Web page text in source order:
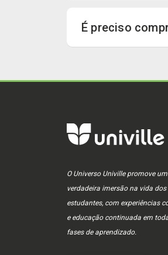
É preciso
O Universo Univille promove
verdadeira imersão na vida dos
estudantes, com experiências
e educação continuada em
fases de aprendizado.